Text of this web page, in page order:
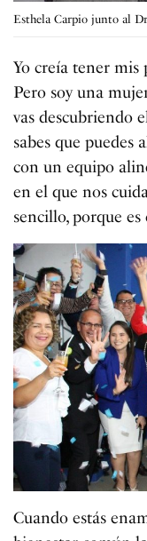
Esthela Carpio junto al
Yo creía tener mis
Pero soy una
vas descubriendo
sabes que puedes
con un equipo
en el que nos
sencillo, porque
Cuando estás